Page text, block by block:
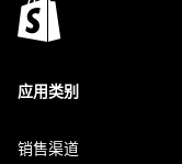
应用类别
销售渠道